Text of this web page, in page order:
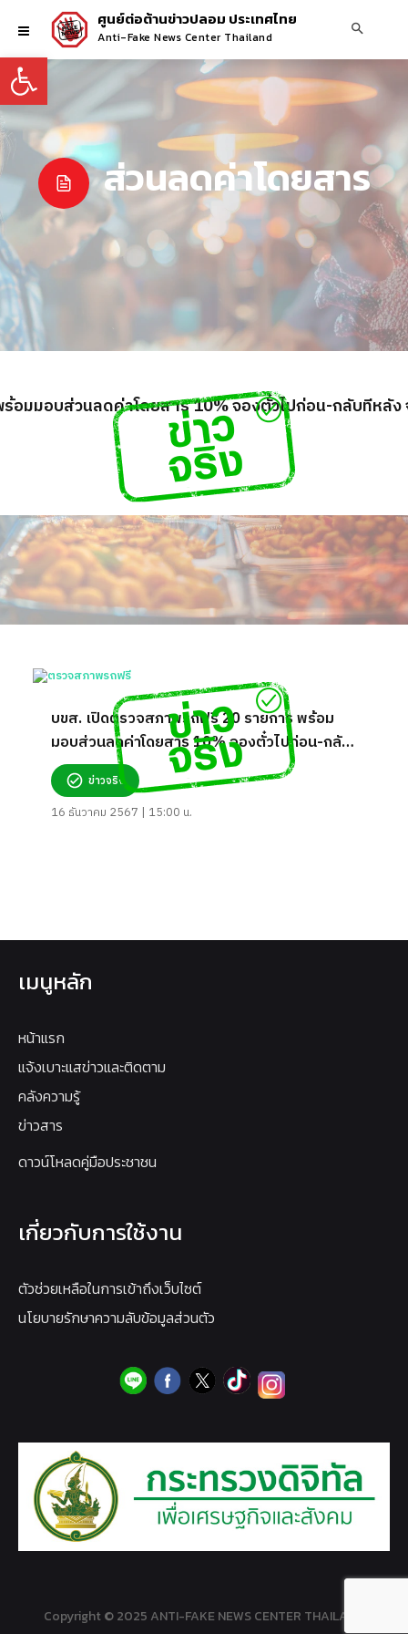
Open toolbar
ศูนย์ต่อต้านข่าวปลอม ประเทศไทย
Anti-Fake News Center Thailand
ส่วนลดค่าโดยสาร
อมมอบส่วนลดค่าโดยสาร 10% จองตั๋วไปก่อน-กลับทีหลัง
บขส. เปิดตรวจสภาพรถฟรี 20 รายการ พร้อม
มอบส่วนลดค่าโดยสาร 10% จองตั๋วไปก่อน-กลับ
ทีหลัง จริงหรือ?
ข่าวจริง
16 ธันวาคม 2567 | 15:00 น.
เมนูหลัก
หน้าแรก
แจ้งเบาะแสข่าวและติดตาม
คลังความรู้
ข่าวสาร
ดาวน์โหลดคู่มือประชาชน
เกี่ยวกับการใช้งาน
ตัวช่วยเหลือในการเข้าถึงเว็บไซต์
นโยบายรักษาความลับข้อมูลส่วนตัว
Copyright © 2025 ANTI-FAKE NEWS CENTER THAILAND